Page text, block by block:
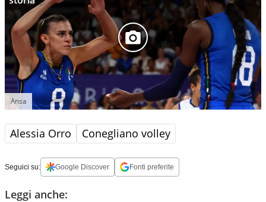
Ansa
Alessia Orro Conegliano volley
Seguici su: Google Discover Fonti preferite
Leggi anche: